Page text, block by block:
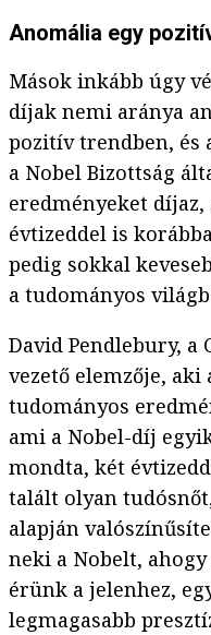
Anomália egy
Mások inkább úgy
díjak nemi aránya
pozitív trendben, és
a Nobel Bizottság
eredményeket
évtizeddel is
pedig sokkal
a tudományos
David Pendlebury,
vezető elemzője,
tudományos
ami a Nobel-díj
mondta, két
talált olyan
alapján
neki a Nobelt,
érünk a jelenhez,
legmagasabb